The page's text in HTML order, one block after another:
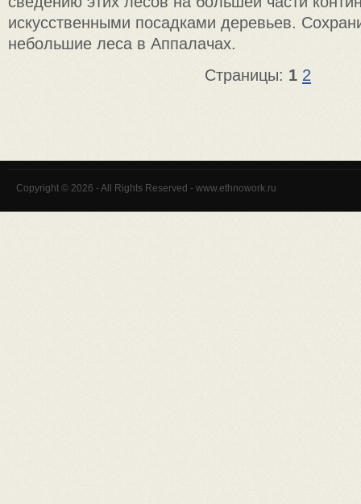
искусственными посадками деревьев.
небольшие леса в Аппалачах.
Страницы: 1 2
Copyright © 2026 - All Rights Reserved - www.ethnowork.ru